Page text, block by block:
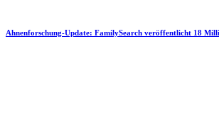
Ahnenforschung-Update: FamilySearch veröffentlicht 18